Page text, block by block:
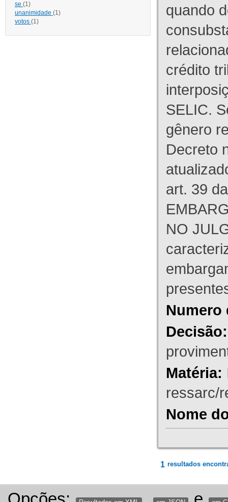
se (1)
unanimidade (1)
votos (1)
quando
crédito
SELIC.
gênero
Decreto
art. 39
NO
Numero
Decisão:
Matéria:
ressarc/
Nome
1 resultados